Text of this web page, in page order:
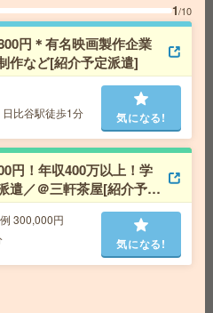
気になる!
】大手企業でデータ抽出＊
スあり
座線 溜池山王駅徒
事堂前駅徒歩1分
気になる!
OK！平日と組み合わせて勤
1/10
円＊有名映画製作企業
作など[紹介予定派遣]
比谷駅徒歩1分 気になる!
円！年収400万以上！学
遣／＠三軒茶屋[紹介予定
300,000円
気になる!